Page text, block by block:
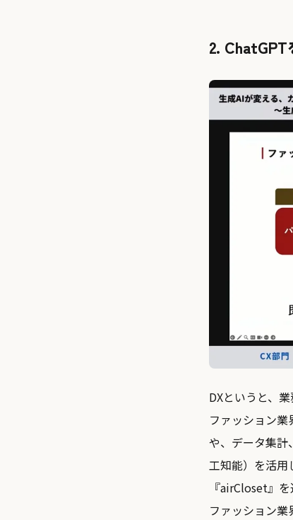
2.
DXというと、
ファッション
や、データ集計
工知能）を活用
『airCloset』
ファッション